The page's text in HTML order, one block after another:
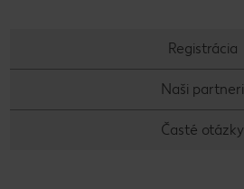
Registrácia
Naši partneri
Časté otázky